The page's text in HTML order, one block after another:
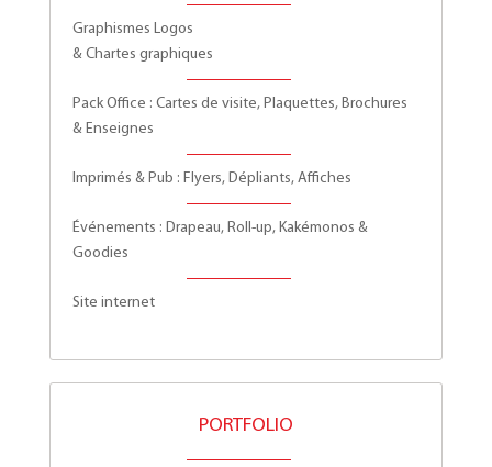
Graphismes Logos
& Chartes graphiques
Pack Office : Cartes de visite, Plaquettes, Brochures
& Enseignes
Imprimés & Pub : Flyers, Dépliants, Affiches
Événements : Drapeau, Roll-up, Kakémonos &
Goodies
Site internet
PORTFOLIO